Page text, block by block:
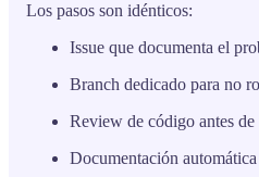
Los pasos son idénticos:
Issue que documenta el
Branch dedicado para no
Review de código antes de
Documentación